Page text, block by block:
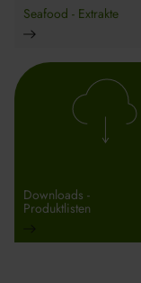
Seafood - Extrakte
Downloads -
Produktlisten